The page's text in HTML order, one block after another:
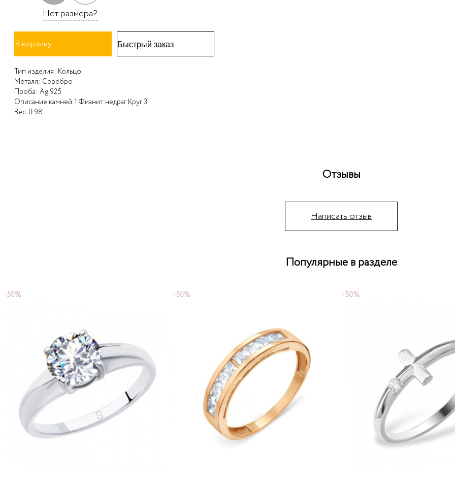
Нет размера?
В корзину Быстрый заказ
Тип изделия: Кольцо
Металл: Серебро
Проба: Ag 925
Описание камней:1 Фианит недраг Круг 3
Вес:0.98
Отзывы
Написать отзыв
Популярные в разделе
-50% -50% -50%